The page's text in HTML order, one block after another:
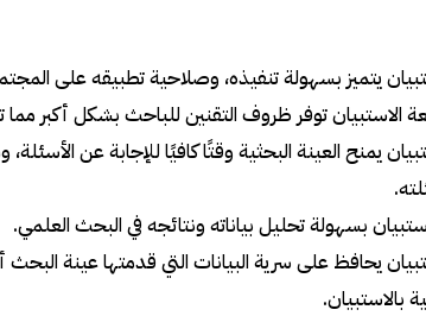
يتميز بسهولة تنفيذه، وصلاحية تطبيقه على
الاستبيان توفر ظروف التقنين للباحث بشكل أكبر مما
يمنح العينة البحثية وقتًا كافيًا للإجابة عن
بسهولة تحليل بياناته ونتائجه في البحث العلمي.
يحافظ على سرية البيانات التي قدمتها عينة البحث
بالاستبيان.